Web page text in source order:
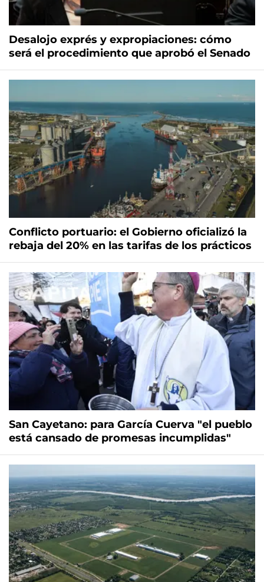
Desalojo exprés y expropiaciones: cómo
será el procedimiento que aprobó el Senado
Conflicto portuario: el Gobierno oficializó la
rebaja del 20% en las tarifas de los prácticos
San Cayetano: para García Cuerva "el pueblo
está cansado de promesas incumplidas"